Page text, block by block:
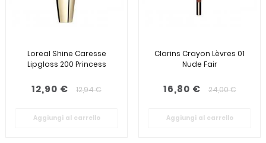
Loreal Shine Caresse
Lipgloss 200 Princess
12,90 € 12,94 €
Aggiungi al carrello
Clarins Crayon Lèvres 01
Nude Fair
16,80 € 24,00 €
Aggiungi al carrello